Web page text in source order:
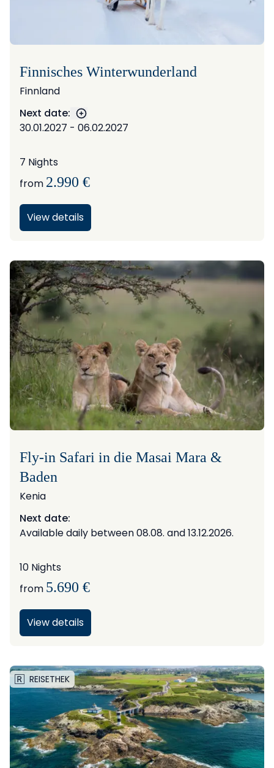
Finnisches Winterwunderland
Finnland
Next date:
Show more dates
30.01.2027 - 06.02.2027
7 Nights
from 2.990 €
View details
Fly-in Safari in die Masai Mara &
Baden
Kenia
Next date:
Available daily between 08.08. and 13.12.2026.
10 Nights
from 5.690 €
View details
REISETHEK